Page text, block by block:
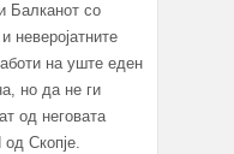
Балканот со
неверојатните
на уште еден
но да не ги
од неговата
од Скопје.